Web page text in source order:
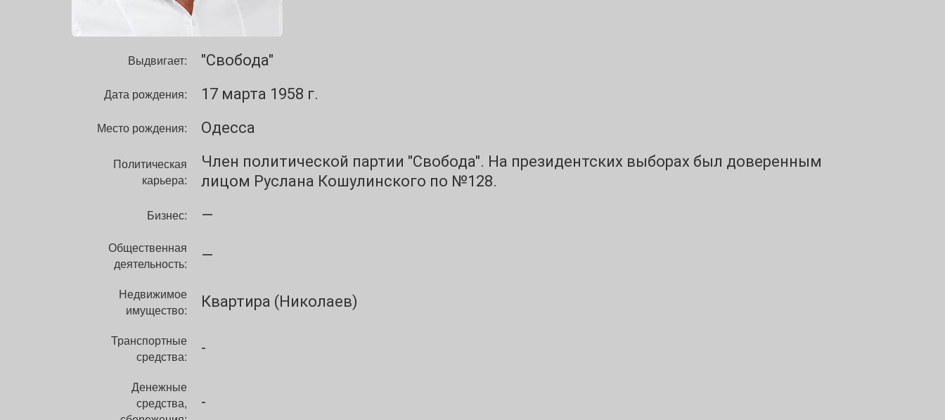
Выдвигает: "Свобода"
Дата рождения: 17 марта 1958 г.
Место рождения: Одесса
Политическая
карьера:
Член политической партии "Свобода". На президентских выборах был доверенным
лицом Руслана Кошулинского по №128.
Бизнес: —
Общественная
деятельность:
—
Недвижимое
имущество:
Квартира (Николаев)
Транспортные
средства:
-
Денежные
средства,
-